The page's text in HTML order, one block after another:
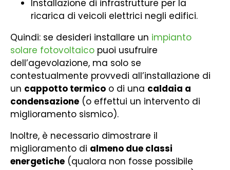
Installazione di infrastrutture per la
ricarica di veicoli elettrici negli edifici.
Quindi: se desideri installare un impianto
solare fotovoltaico puoi usufruire
dell’agevolazione, ma solo se
contestualmente provvedi all’installazione di
un cappotto termico o di una caldaia a
condensazione (o effettui un intervento di
miglioramento sismico).
Inoltre, è necessario dimostrare il
miglioramento di almeno due classi
energetiche (qualora non fosse possibile